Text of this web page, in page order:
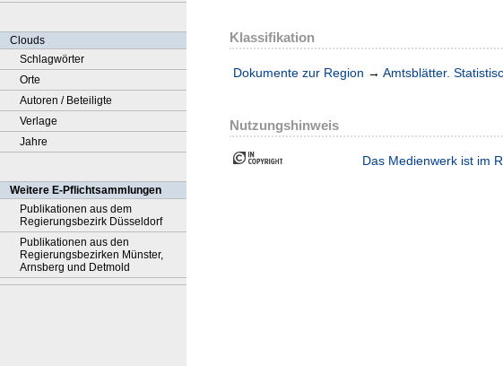
Clouds
Schlagwörter
Orte
Autoren / Beteiligte
Verlage
Jahre
Weitere E-Pflichtsammlungen
Publikationen aus dem
Regierungsbezirk Düsseldorf
Publikationen aus den
Regierungsbezirken Münster,
Arnsberg und Detmold
Klassifikation
Dokumente zur Region → Amtsblätter.
Nutzungshinweis
Das Medienwerk ist im